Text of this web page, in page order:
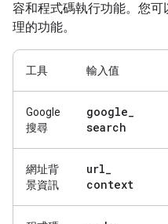
容和程式碼執行功能。您
理的功能。
工具 輸入值
Google
搜尋
google_
search
網址背
景資訊
url_
context